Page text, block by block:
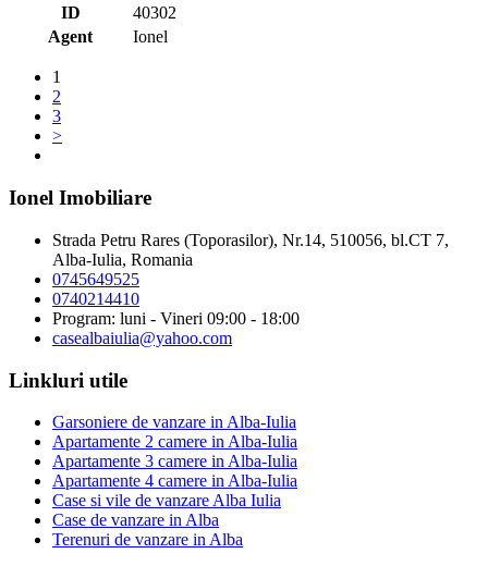
ID
40302
Agent
Ionel
1
2
3
>
Ionel Imobiliare
Strada Petru Rares (Toporasilor), Nr.14, 510056, bl.CT 7,
Alba-Iulia, Romania
0745649525
0740214410
Program: luni - Vineri 09:00 - 18:00
casealbaiulia@yahoo.com
Linkluri utile
Garsoniere de vanzare in Alba-Iulia
Apartamente 2 camere in Alba-Iulia
Apartamente 3 camere in Alba-Iulia
Apartamente 4 camere in Alba-Iulia
Case si vile de vanzare Alba Iulia
Case de vanzare in Alba
Terenuri de vanzare in Alba